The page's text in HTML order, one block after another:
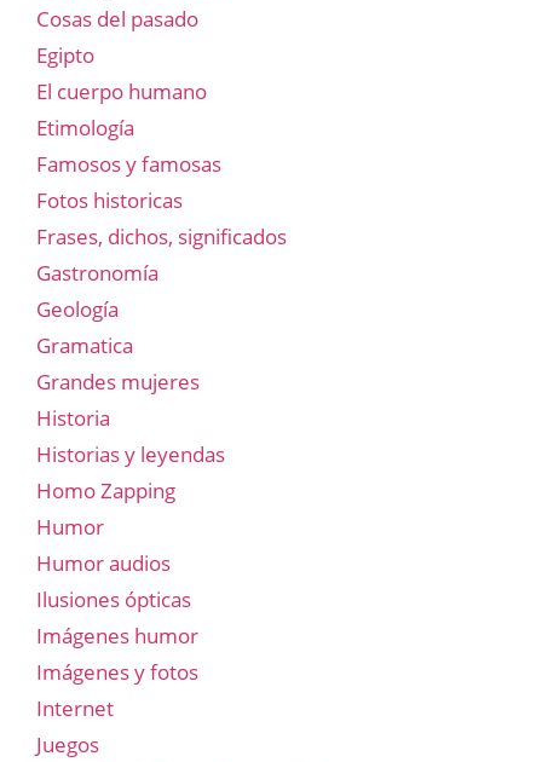
Cosas del pasado
Egipto
El cuerpo humano
Etimología
Famosos y famosas
Fotos historicas
Frases, dichos, significados
Gastronomía
Geología
Gramatica
Grandes mujeres
Historia
Historias y leyendas
Homo Zapping
Humor
Humor audios
Ilusiones ópticas
Imágenes humor
Imágenes y fotos
Internet
Juegos